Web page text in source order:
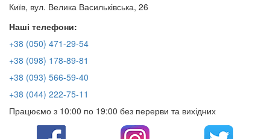
Київ, вул. Велика Васильківська, 26
Наші телефони:
+38 (050) 471-29-54
+38 (098) 178-89-81
+38 (093) 566-59-40
+38 (044) 222-75-11
Працюємо з 10:00 по 19:00 без перерви та вихідних